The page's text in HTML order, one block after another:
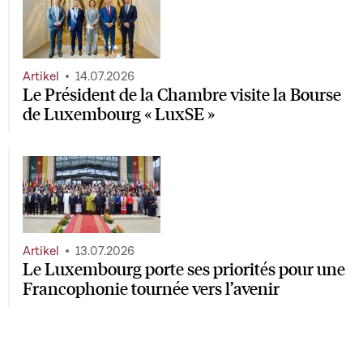
Le Président de la Chambre visite la Bourse
de Luxembourg « LuxSE »
Artikel 14.07.2026
Le Luxembourg porte ses priorités pour une
Francophonie tournée vers l’avenir
Artikel 13.07.2026